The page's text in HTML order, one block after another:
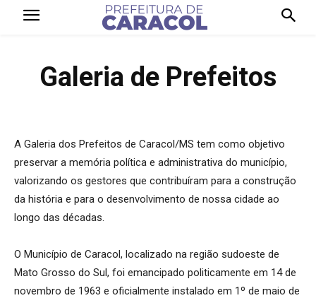
Galeria de Prefeitos
A Galeria dos Prefeitos de Caracol/MS tem como objetivo
preservar a memória política e administrativa do município,
valorizando os gestores que contribuíram para a construção
da história e para o desenvolvimento de nossa cidade ao
longo das décadas.
O Município de Caracol, localizado na região sudoeste de
Mato Grosso do Sul, foi emancipado politicamente em 14 de
novembro de 1963 e oficialmente instalado em 1º de maio de